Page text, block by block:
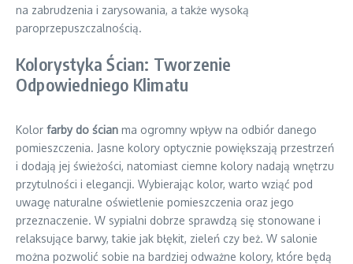
na zabrudzenia i zarysowania, a także wysoką
paroprzepuszczalnością.
Kolorystyka Ścian: Tworzenie
Odpowiedniego Klimatu
Kolor farby do ścian ma ogromny wpływ na odbiór danego
pomieszczenia. Jasne kolory optycznie powiększają przestrzeń
i dodają jej świeżości, natomiast ciemne kolory nadają wnętrzu
przytulności i elegancji. Wybierając kolor, warto wziąć pod
uwagę naturalne oświetlenie pomieszczenia oraz jego
przeznaczenie. W sypialni dobrze sprawdzą się stonowane i
relaksujące barwy, takie jak błękit, zieleń czy beż. W salonie
można pozwolić sobie na bardziej odważne kolory, które będą